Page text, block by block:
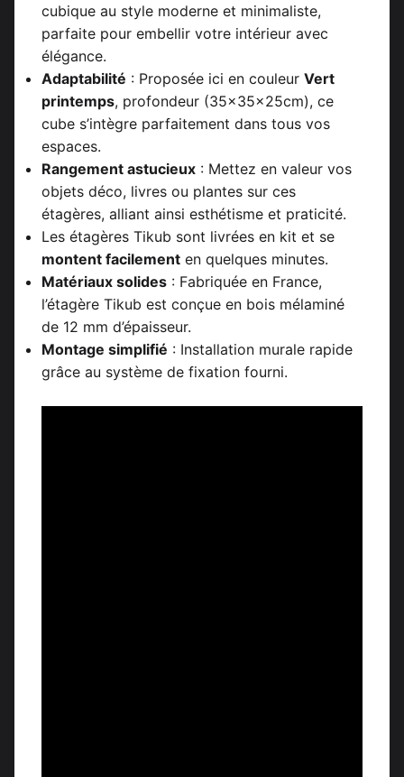
cubique au style moderne et minimaliste,
parfaite pour embellir votre intérieur avec
élégance.
Adaptabilité : Proposée ici en couleur Vert
printemps, profondeur (35x35x25cm), ce
cube s’intègre parfaitement dans tous vos
espaces.
Rangement astucieux : Mettez en valeur vos
objets déco, livres ou plantes sur ces
étagères, alliant ainsi esthétisme et praticité.
Les étagères Tikub sont livrées en kit et se
montent facilement en quelques minutes.
Matériaux solides : Fabriquée en France,
l’étagère Tikub est conçue en bois mélaminé
de 12 mm d’épaisseur.
Montage simplifié : Installation murale rapide
grâce au système de fixation fourni.